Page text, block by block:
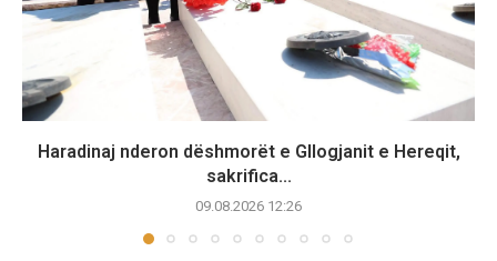
Haradinaj nderon dëshmorët e Gllogjanit e Hereqit,
sakrifica...
09.08.2026 12:26